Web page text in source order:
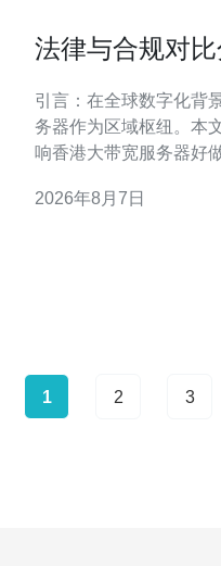
法律与合规对
引言：在全球数字化背
务器作为区域枢纽。本
响香港大带宽服务器好
遇与风险。 法律框架与监管要求概述 香港及相关司法
2026年8月7日
1 2 3